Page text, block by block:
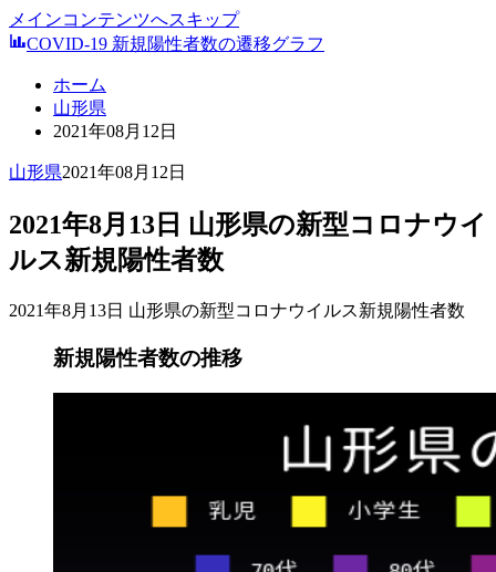
メインコンテンツへスキップ
COVID-19 新規陽性者数の遷移グラフ
ホーム
山形県
2021年08月12日
山形県2021年08月12日
2021年8月13日 山形県の新型コロナウイ
ルス新規陽性者数
2021年8月13日 山形県の新型コロナウイルス新規陽性者数
新規陽性者数の推移